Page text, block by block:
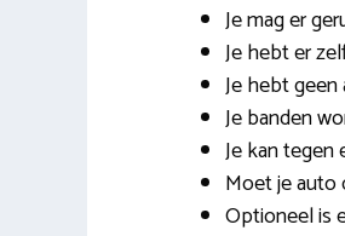
Je mag er
Je hebt er
Je hebt
Je banden
Je kan tegen
Moet je auto
Optioneel is